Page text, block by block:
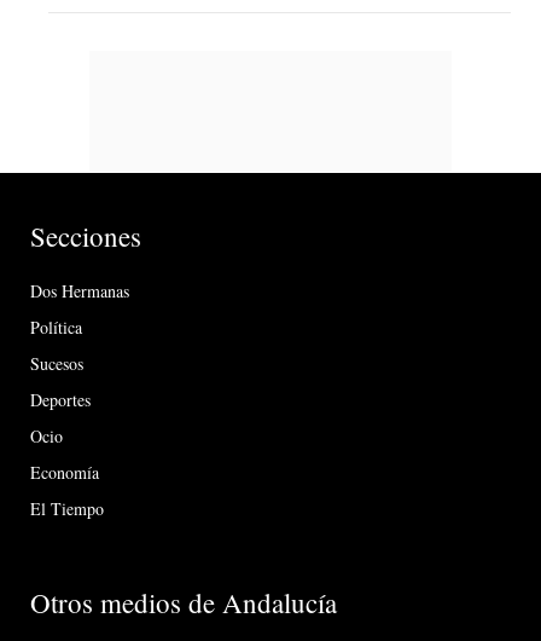
Secciones
Dos Hermanas
Política
Sucesos
Deportes
Ocio
Economía
El Tiempo
Otros medios de Andalucía